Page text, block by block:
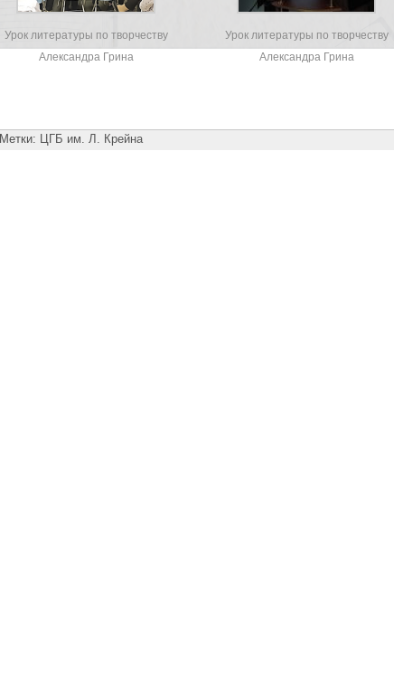
Урок литературы по творчеству
Александра Грина
Урок литературы по творчеству
Александра Грина
Метки: ЦГБ им. Л. Крейна